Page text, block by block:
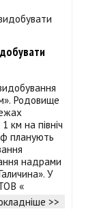
Родовище
км на північ
планують
надрами
У
«
>>